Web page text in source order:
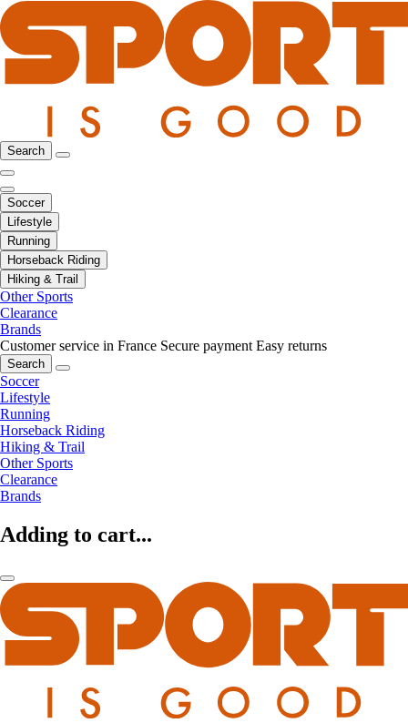
Search
Soccer
Lifestyle
Running
Horseback Riding
Hiking & Trail
Other Sports
Clearance
Brands
Customer service in France Secure payment Easy returns
Search
Soccer
Lifestyle
Running
Horseback Riding
Hiking & Trail
Other Sports
Clearance
Brands
Adding to cart...